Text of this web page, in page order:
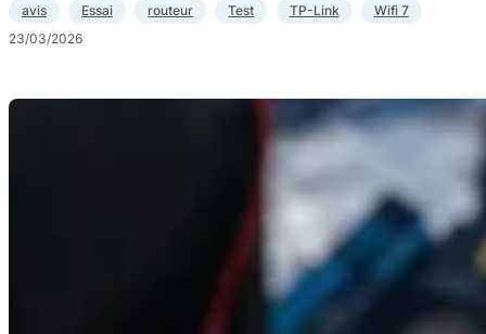
avis Essai routeur Test TP-Link
Wifi 7
23/03/2026